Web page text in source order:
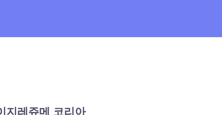
지레쥬메 코리아